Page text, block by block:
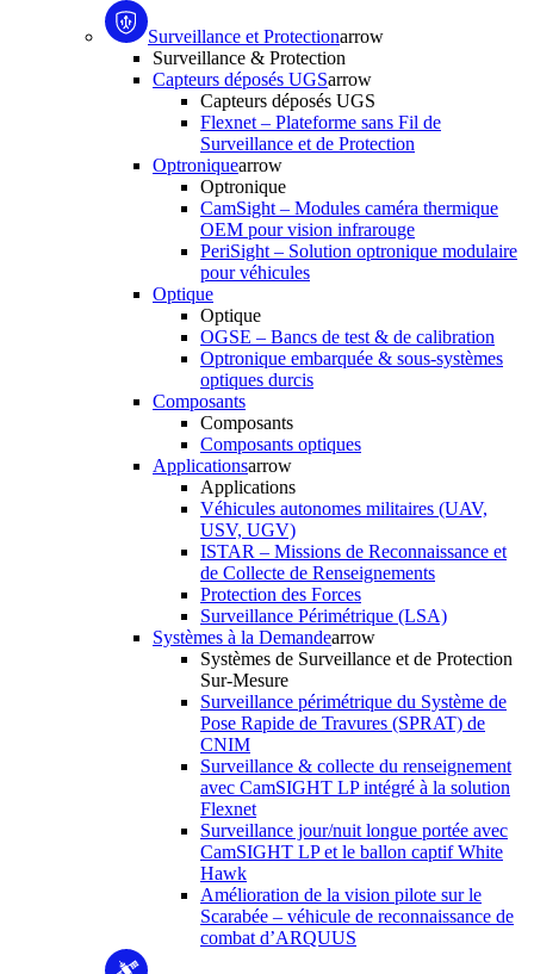
Surveillance et Protectionarrow
Surveillance & Protection
Capteurs déposés UGSarrow
Capteurs déposés UGS
Flexnet – Plateforme sans Fil de
Surveillance et de Protection
Optroniquearrow
Optronique
CamSight – Modules caméra thermique
OEM pour vision infrarouge
PeriSight – Solution optronique modulaire
pour véhicules
Optique
Optique
OGSE – Bancs de test & de calibration
Optronique embarquée & sous-systèmes
optiques durcis
Composants
Composants
Composants optiques
Applicationsarrow
Applications
Véhicules autonomes militaires (UAV,
USV, UGV)
ISTAR – Missions de Reconnaissance et
de Collecte de Renseignements
Protection des Forces
Surveillance Périmétrique (LSA)
Systèmes à la Demandearrow
Systèmes de Surveillance et de Protection
Sur-Mesure
Surveillance périmétrique du Système de
Pose Rapide de Travures (SPRAT) de
CNIM
Surveillance & collecte du renseignement
avec CamSIGHT LP intégré à la solution
Flexnet
Surveillance jour/nuit longue portée avec
CamSIGHT LP et le ballon captif White
Hawk
Amélioration de la vision pilote sur le
Scarabée – véhicule de reconnaissance de
combat d’ARQUUS